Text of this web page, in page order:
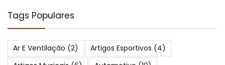
Tags Populares
Ar E Ventilação (2) Artigos Esportivos (4)